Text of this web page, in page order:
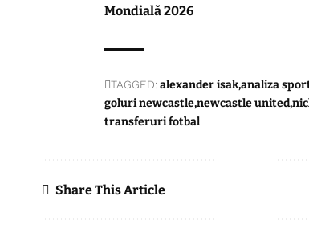
Mondială 2026
TAGGED:alexander isakanaliza
goluri newcastlenewcastle united
transferuri fotbal
Share This Article